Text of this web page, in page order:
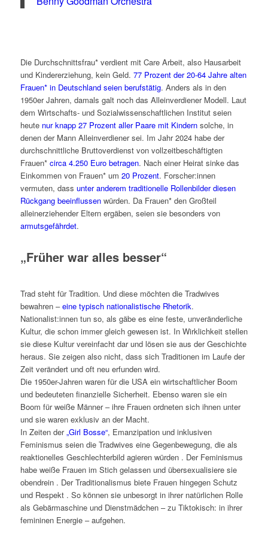
Die Durchschnittsfrau* verdient mit Care Arbeit, also Hausarbeit
und Kindererziehung, kein Geld. 77 Prozent der 20-64 Jahre alten
Frauen* in Deutschland seien berufstätig. Anders als in den
1950er Jahren, damals galt noch das Alleinverdiener Modell. Laut
dem Wirtschafts- und Sozialwissenschaftlichen Institut seien
heute nur knapp 27 Prozent aller Paare mit Kindernsolche, in
denen der Mann Alleinverdiener sei. Im Jahr 2024 habe der
durchschnittliche Bruttoverdienst von vollzeitbeschäftigten
Frauen* circa 4.250 Euro betragen. Nach einer Heirat sinke das
Einkommen von Frauen* um 20 Prozent. Forscher:innen
vermuten, dass unter anderem traditionelle Rollenbilder diesen
Rückgang beeinflussenwürden. Da Frauen* den Großteil
alleinerziehender Eltern ergäben, seien sie besonders von
armutsgefährdet.
„Früher war alles besser“
Trad steht für Tradition. Und diese möchten die Tradwives
bewahren –eine typisch nationalistische Rhetorik.
Nationalist:innen tun so, als gäbe es eine feste, unveränderliche
Kultur, die schon immer gleich gewesen ist. In Wirklichkeit stellen
sie diese Kultur vereinfacht dar und lösen sie aus der Geschichte
heraus. Sie zeigen also nicht, dass sich Traditionen im Laufe der
Zeit verändert und oft neu erfunden wird.
Die 1950er-Jahren waren für die USA ein wirtschaftlicher Boom
und bedeuteten finanzielle Sicherheit. Ebenso waren sie ein
Boom für weiße Männer – ihre Frauen ordneten sich ihnen unter
und sie waren exklusiv an der Macht.
In Zeiten der„Girl Bosse“, Emanzipation und inklusiven
Feminismus seien die Tradwives eine Gegenbewegung, die als
reaktionelles Geschlechterbild agieren würden . Der Feminismus
habe weiße Frauen im Stich gelassen und übersexualisiere sie
obendrein . Der Traditionalismus biete Frauen hingegen Schutz
und Respekt . So können sie unbesorgt in ihrer natürlichen Rolle
als Gebärmaschine und Dienstmädchen – zu Tiktokisch: in ihrer
femininen Energie – aufgehen.